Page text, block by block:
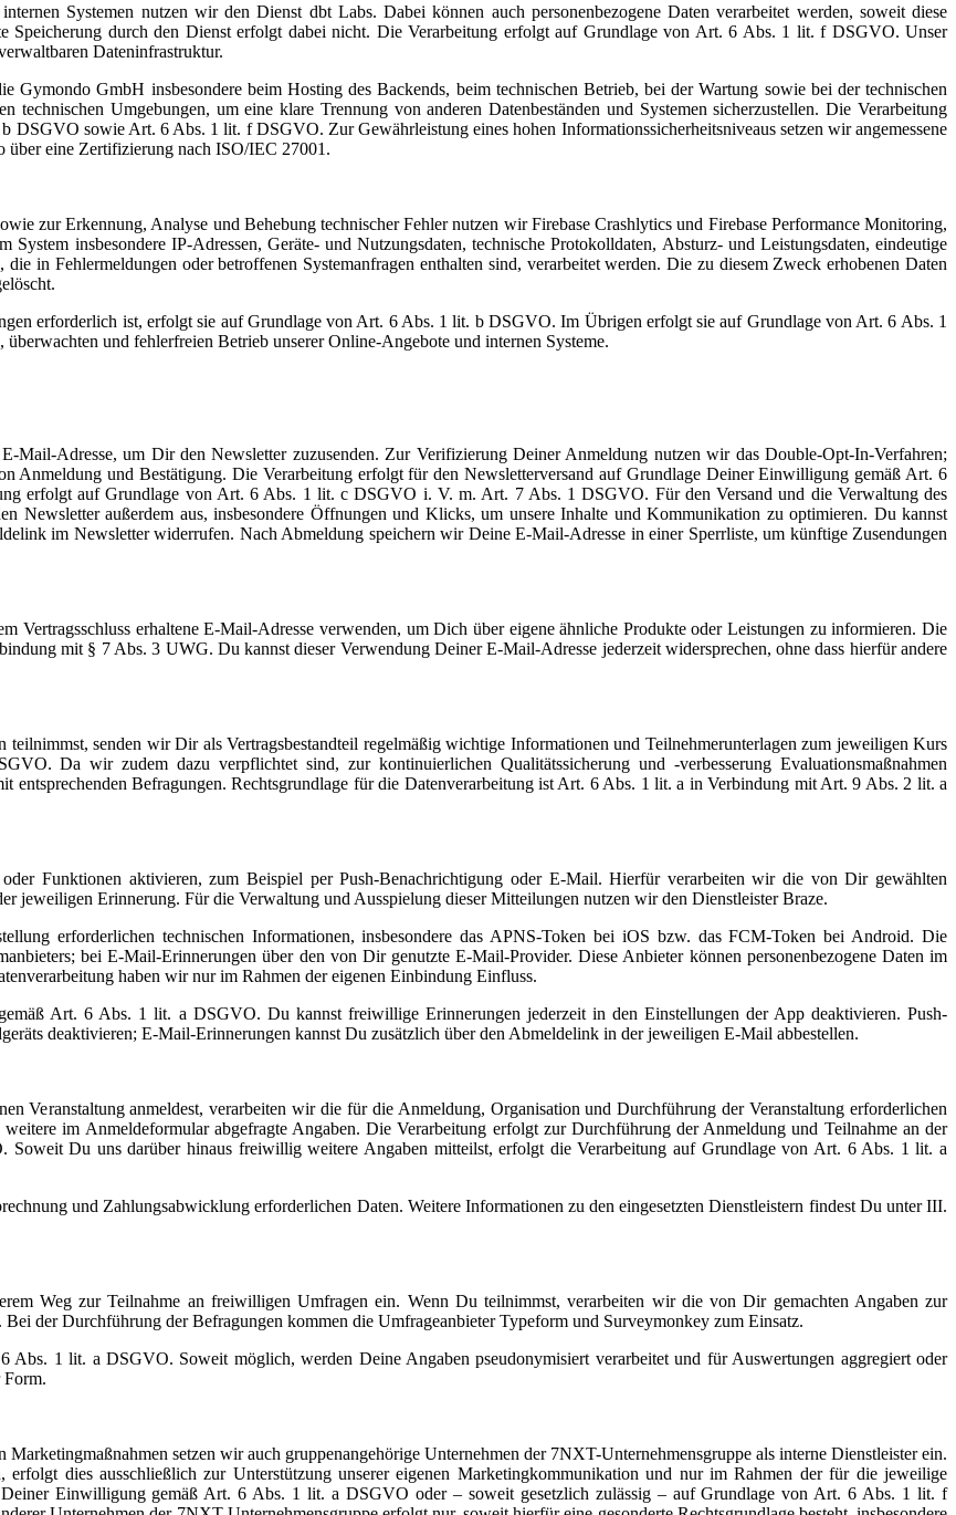
Systemen nutzen wir den Dienst dbt Labs. Dabei können auch personenbezogene Daten verarbeitet werden, soweit diese
Speicherung durch den Dienst erfolgt dabei nicht. Die Verarbeitung erfolgt auf Grundlage von Art. 6 Abs. 1 lit. f DSGVO. Unser
Dateninfrastruktur.
Gymondo GmbH insbesondere beim Hosting des Backends, beim technischen Betrieb, bei der Wartung sowie bei der technischen
technischen Umgebungen, um eine klare Trennung von anderen Datenbeständen und Systemen sicherzustellen. Die Verarbeitung
sowie Art. 6 Abs. 1 lit. f DSGVO. Zur Gewährleistung eines hohen Informationssicherheitsniveaus setzen wir angemessene
über eine Zertifizierung nach ISO/IEC 27001.
zur Erkennung, Analyse und Behebung technischer Fehler nutzen wir Firebase Crashlytics und Firebase Performance Monitoring,
insbesondere IP-Adressen, Geräte- und Nutzungsdaten, technische Protokolldaten, Absturz- und Leistungsdaten, eindeutige
in Fehlermeldungen oder betroffenen Systemanfragen enthalten sind, verarbeitet werden. Die zu diesem Zweck erhobenen Daten
erforderlich ist, erfolgt sie auf Grundlage von Art. 6 Abs. 1 lit. b DSGVO. Im Übrigen erfolgt sie auf Grundlage von Art. 6 Abs. 1
und fehlerfreien Betrieb unserer Online-Angebote und internen Systeme.
Mail-Adresse, um Dir den Newsletter zuzusenden. Zur Verifizierung Deiner Anmeldung nutzen wir das Double-Opt-In-Verfahren;
Anmeldung und Bestätigung. Die Verarbeitung erfolgt für den Newsletterversand auf Grundlage Deiner Einwilligung gemäß Art. 6
erfolgt auf Grundlage von Art. 6 Abs. 1 lit. c DSGVO i. V. m. Art. 7 Abs. 1 DSGVO. Für den Versand und die Verwaltung des
Newsletter außerdem aus, insbesondere Öffnungen und Klicks, um unsere Inhalte und Kommunikation zu optimieren. Du kannst
im Newsletter widerrufen. Nach Abmeldung speichern wir Deine E-Mail-Adresse in einer Sperrliste, um künftige Zusendungen
Vertragsschluss erhaltene E-Mail-Adresse verwenden, um Dich über eigene ähnliche Produkte oder Leistungen zu informieren. Die
mit § 7 Abs. 3 UWG. Du kannst dieser Verwendung Deiner E-Mail-Adresse jederzeit widersprechen, ohne dass hierfür andere
teilnimmst, senden wir Dir als Vertragsbestandteil regelmäßig wichtige Informationen und Teilnehmerunterlagen zum jeweiligen Kurs
Da wir zudem dazu verpflichtet sind, zur kontinuierlichen Qualitätssicherung und -verbesserung Evaluationsmaßnahmen
Befragungen. Rechtsgrundlage für die Datenverarbeitung ist Art. 6 Abs. 1 lit. a in Verbindung mit Art. 9 Abs. 2 lit. a
Funktionen aktivieren, zum Beispiel per Push-Benachrichtigung oder E-Mail. Hierfür verarbeiten wir die von Dir gewählten
jeweiligen Erinnerung. Für die Verwaltung und Ausspielung dieser Mitteilungen nutzen wir den Dienstleister Braze.
erforderlichen technischen Informationen, insbesondere das APNS-Token bei iOS bzw. das FCM-Token bei Android. Die
bei E-Mail-Erinnerungen über den von Dir genutzte E-Mail-Provider. Diese Anbieter können personenbezogene Daten im
haben wir nur im Rahmen der eigenen Einbindung Einfluss.
Art. 6 Abs. 1 lit. a DSGVO. Du kannst freiwillige Erinnerungen jederzeit in den Einstellungen der App deaktivieren. Push-
deaktivieren; E-Mail-Erinnerungen kannst Du zusätzlich über den Abmeldelink in der jeweiligen E-Mail abbestellen.
Veranstaltung anmeldest, verarbeiten wir die für die Anmeldung, Organisation und Durchführung der Veranstaltung erforderlichen
im Anmeldeformular abgefragte Angaben. Die Verarbeitung erfolgt zur Durchführung der Anmeldung und Teilnahme an der
Du uns darüber hinaus freiwillig weitere Angaben mitteilst, erfolgt die Verarbeitung auf Grundlage von Art. 6 Abs. 1 lit. a
und Zahlungsabwicklung erforderlichen Daten. Weitere Informationen zu den eingesetzten Dienstleistern findest Du unter III.
Weg zur Teilnahme an freiwilligen Umfragen ein. Wenn Du teilnimmst, verarbeiten wir die von Dir gemachten Angaben zur
der Durchführung der Befragungen kommen die Umfrageanbieter Typeform und Surveymonkey zum Einsatz.
1 lit. a DSGVO. Soweit möglich, werden Deine Angaben pseudonymisiert verarbeitet und für Auswertungen aggregiert oder
Form.
setzen wir auch gruppenangehörige Unternehmen der 7NXT-Unternehmensgruppe als interne Dienstleister ein.
erfolgt dies ausschließlich zur Unterstützung unserer eigenen Marketingkommunikation und nur im Rahmen der für die jeweilige
Deiner Einwilligung gemäß Art. 6 Abs. 1 lit. a DSGVO oder – soweit gesetzlich zulässig – auf Grundlage von Art. 6 Abs. 1 lit. f